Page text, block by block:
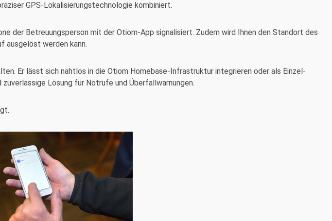
GPS-Lokalisierungstechnologie kombiniert.
der Betreuungsperson mit der Otiom-App signalisiert. Zudem wird Ihnen den Standort des
ausgelöst werden kann.
Er lässt sich nahtlos in die Otiom Homebase-Infrastruktur integrieren oder als Einzel-
Lösung für Notrufe und Überfallwarnungen.